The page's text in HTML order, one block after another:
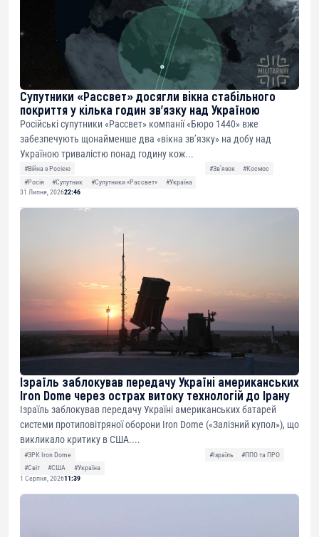
Супутники «Рассвет» досягли вікна стабільного
покриття у кілька годин зв’язку над Україною
Російські супутники «Рассвет» компанії «Бюро 1440» вже
забезпечують щонайменше два «вікна зв’язку» на добу над
Україною тривалістю понад годину кож...
#Війна з Росією #Звʼязок
#Космос
#Росія
#Супутник #Супутники «Рассвет»
#Україна
31 Липня, 202622:46
Ізраїль заблокував передачу Україні американських
Iron Dome через острах витоку технологій до Ірану
Ізраїль заблокував передачу Україні американських батарей
системи протиповітряної оборони Iron Dome («Залізний купол»), що
викликало критику в США....
#ЗРК Iron Dome #Ізраїль
#ППО та ПРО
#Світ
#США
#Україна
1 Серпня, 202611:39